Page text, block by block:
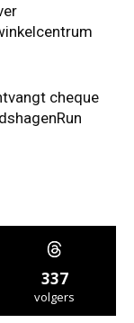
cheque
337
volgers